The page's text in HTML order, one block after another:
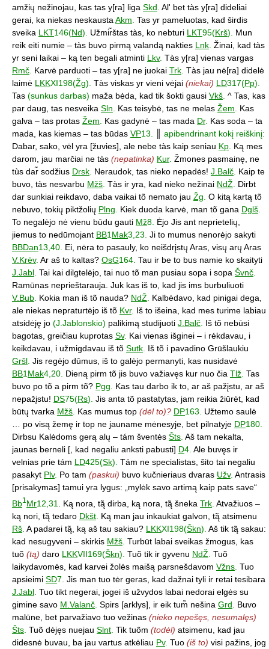
amžių nežinojau, kas tas y[ra] liga Skd Al' bet tàs y[ra] dideliai
gerai, ka niekas neskausta Akm Tas yr pameluotas, kad širdis
sveika LKT146(Nd). Užmir̃štas tàs, ko nebturi LKT95(Krš).
Mun
reik eiti numie – tàs buvo pirmą valandą nakties Lnk Žinai, kad tàs
yr seni laikai – ką ten begali atminti Lkv. Tàs y[ra] vienas vargas
Rmč Karvė parduoti – tas y[ra] ne juokai Trk Tàs jau nė[ra] didelė
laimė LKKXI198(Žg). Tàs viskas yr vieni vėjai (niekai) LD317(Pp).
Tas (sunkus darbas) maža bėda, kad tik šokti gausi Vkš ^ Tas, kas
par daug, tas nesveika Sln Kas teisybė, tas ne melas Žem
Kas
galva – tas protas Žem Kas gadynė – tas mada Dr. Kas soda – ta
mada, kas kiemas – tas būdas VP13.
apibendrinant kokį reiškinį:
Dabar, sako, vėl yra [žuvies], ale nebe tàs kaip seniau Kp Ką mes
darom, jau marčiai ne tàs (nepatinka) Kur. Žmones pasmainę, ne
tùs dar̃ sodžius Drsk Neraudok, tas nieko nepadės! J.Balč Kaip te
buvo, tàs nesvarbu Mžš Tàs ir yra, kad nieko nežinai NdŽ
Dirbt
dar sunkiai reikdavo, daba vaikai tõ nemato jau Žg O kitą kartą tõ
nebuvo, tokių piktžolių Plng Kiek duoda karvė, man tõ gana Dglš
To negalėjo nė vienu būdu gauti Mž8. Ėjo Jis ant neprietelių,
jiemus to nedūmojant BB1 Mak3,23. Ji to mumus nenorėjo sakyti
BBDan13,40. Ei, nėra to pasauly, ko neišdrįstų Aras, visų arų Aras
V.Krėv. Ar aš to kaltas? OsG164. Tau ir be to bus namie ko skaityti
J.Jabl Tai kai dilgtelėjo, tai nuo tõ man pusiau sopa i sopa Švnč
Ramūnas neprieštarauja. Juk kas iš to, kad jis ims burbuliuoti
V.Bub Kokia man iš tõ nauda? NdŽ
Kalbėdavo, kad pinigai dega,
ale niekas nepraturtėjo iš tõ Kvr. Iš to išeina, kad mes turime labiau
atsidėję jo (J.Jablonskio) palikimą studijuoti J.Balč Iš tõ nebūsi
bagotas, greičiau kuprotas Sv. Kai vienas išginei – i rėkdavau, i
keikdavau, i užmigdavau iš tõ Sutk Iš tõ i pavadino Grūšlaukiu
Gršl Jis regėjo dūmus, iš to galėjo permanyti, kas nusidavė
BB1 Mak4,20. Dieną pirm tõ jis buvo važiavęs kur nuo čia Tlž Tas
buvo po tõ a pirm tõ? Pgg
Kas tau darbo ik to, ar aš pažįstu, ar aš
nepažįstu! DS75(Rs). Jis anta tõ pastatytas, jam reikia žiūrėt, kad
būtų tvarka Mžš Kas mumus top (dėl to)? DP163.
Užtemo saulė
… po visą žemę ir top ne jauname mėnesyje, bet pilnatyje DP180.
Dirbsu Kalėdoms gerą alų – tám šventės Šts Aš tam nekalta,
jaunas berneli [, kad negaliu anksti pabusti] D4. Ale buvęs ir
velnias prie tám LD425(Sk). Tám ne specialistas, šito tai negaliu
pasakyt Plv. Po tam (paskui) buvo kučnieriaus dvaras Užv. Antrasis
[prisakymas] tamui yra lygus: „mylėk savo artimą kaip pats save“
Bb1 Mr12,31 . Ką nora, tą̃ dirba, ką nora, tą̃ šneka Trk Atvažiuos –
ką nori, tą̃ tedaro Dkšt Ką man jau inkaukiat galvon, tą̃ atsimenu
Rš A padarei tą̃, ką aš tau sakiau? LKKXI198(Škn). Aš tik tą̃ sakau:
kad nesugyveni – skirkis Mžš Turbūt labai sveikas žmogus, kas
tuõ (tą) daro LKKVII169(Škn). Tuõ tik ir gyvenu NdŽ Tuõ
laikydavomės, kad karvei žolės maišą parsnešdavom Vžns Tuo
apsieimi SD7. Jis man tuo tėr geras, kad dažnai tyli ir retai tesibara
J.Jabl Tuo tikt negerai, jogei iš užvydos labai nedorai elgės su
gimine savo M.Valanč Spirs [arklys], ir eik tum̃ nešina Grd
Buvo
malūne, bet parvažiavo tuo vežinas (nieko nepešęs, nesumalęs)
Šts Tuõ dėjęs nuejau Slnt Tik tuõm (todėl) atsimenu, kad jau
didesnė buvau, ba jau vartus atkėliau Pv. Tuo (iš to) visi pažins, jog